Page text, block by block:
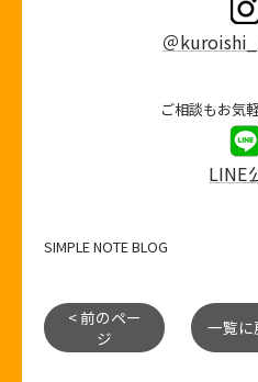
＠
ご相談もお気
LINE
SIMPLE NOTE BLOG
< 前のペー
ジ
一覧に